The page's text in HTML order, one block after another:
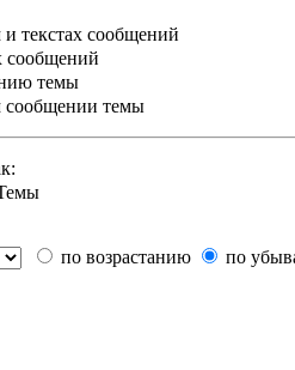
текстах сообщений
сообщений
темы
сообщении темы
по возрастанию
по